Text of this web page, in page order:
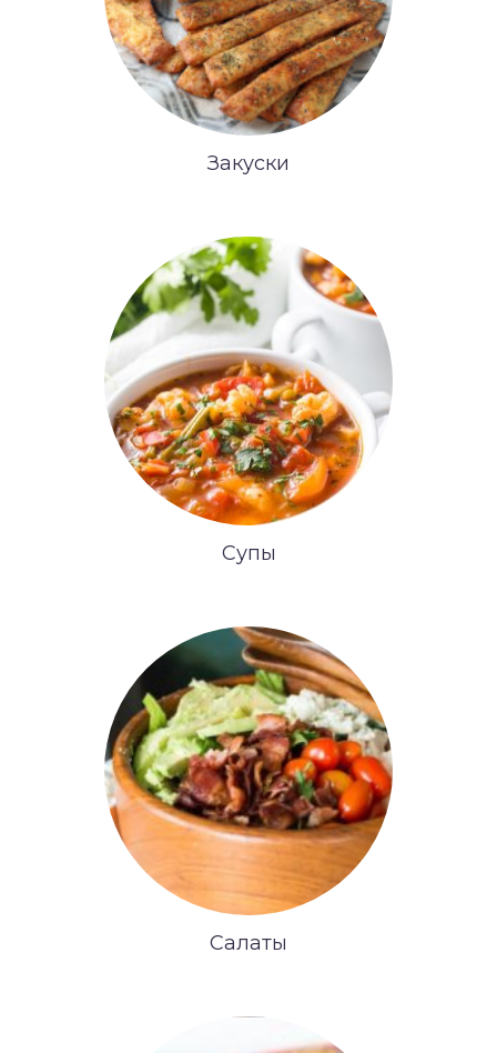
Закуски
Супы
Салаты